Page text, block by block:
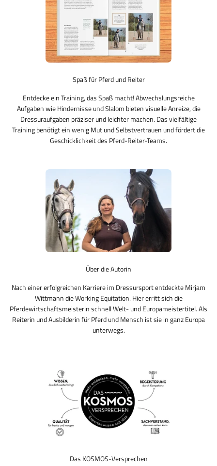
Spaß für Pferd und Reiter
Entdecke ein Training, das Spaß macht! Abwechslungsreiche
Aufgaben wie Hindernisse und Slalom bieten visuelle Anreize, die
Dressuraufgaben präziser und leichter machen. Das vielfältige
Training benötigt ein wenig Mut und Selbstvertrauen und fördert die
Geschicklichkeit des Pferd-Reiter-Teams.
Über die Autorin
Nach einer erfolgreichen Karriere im Dressursport entdeckte Mirjam
Wittmann die Working Equitation. Hier erritt sich die
Pferdewirtschaftsmeisterin schnell Welt- und Europameistertitel. Als
Reiterin und Ausbilderin für Pferd und Mensch ist sie in ganz Europa
unterwegs.
Das KOSMOS-Versprechen